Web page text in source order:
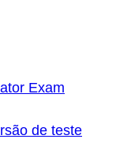
Exam
de teste